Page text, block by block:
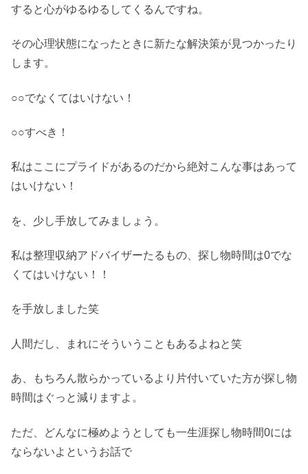
すると心がゆるゆるしてくるんですね。
その心理状態になったときに新たな解決策が見つかったり
します。
○○でなくてはいけない！
○○すべき！
私はここにプライドがあるのだから絶対こんな事はあって
はいけない！
を、少し手放してみましょう。
私は整理収納アドバイザーたるもの、探し物時間は0でな
くてはいけない！！
を手放しました笑
人間だし、まれにそういうこともあるよねと笑
あ、もちろん散らかっているより片付いていた方が探し物
時間はぐっと減りますよ。
ただ、どんなに極めようとしても一生涯探し物時間0には
ならないよというお話で